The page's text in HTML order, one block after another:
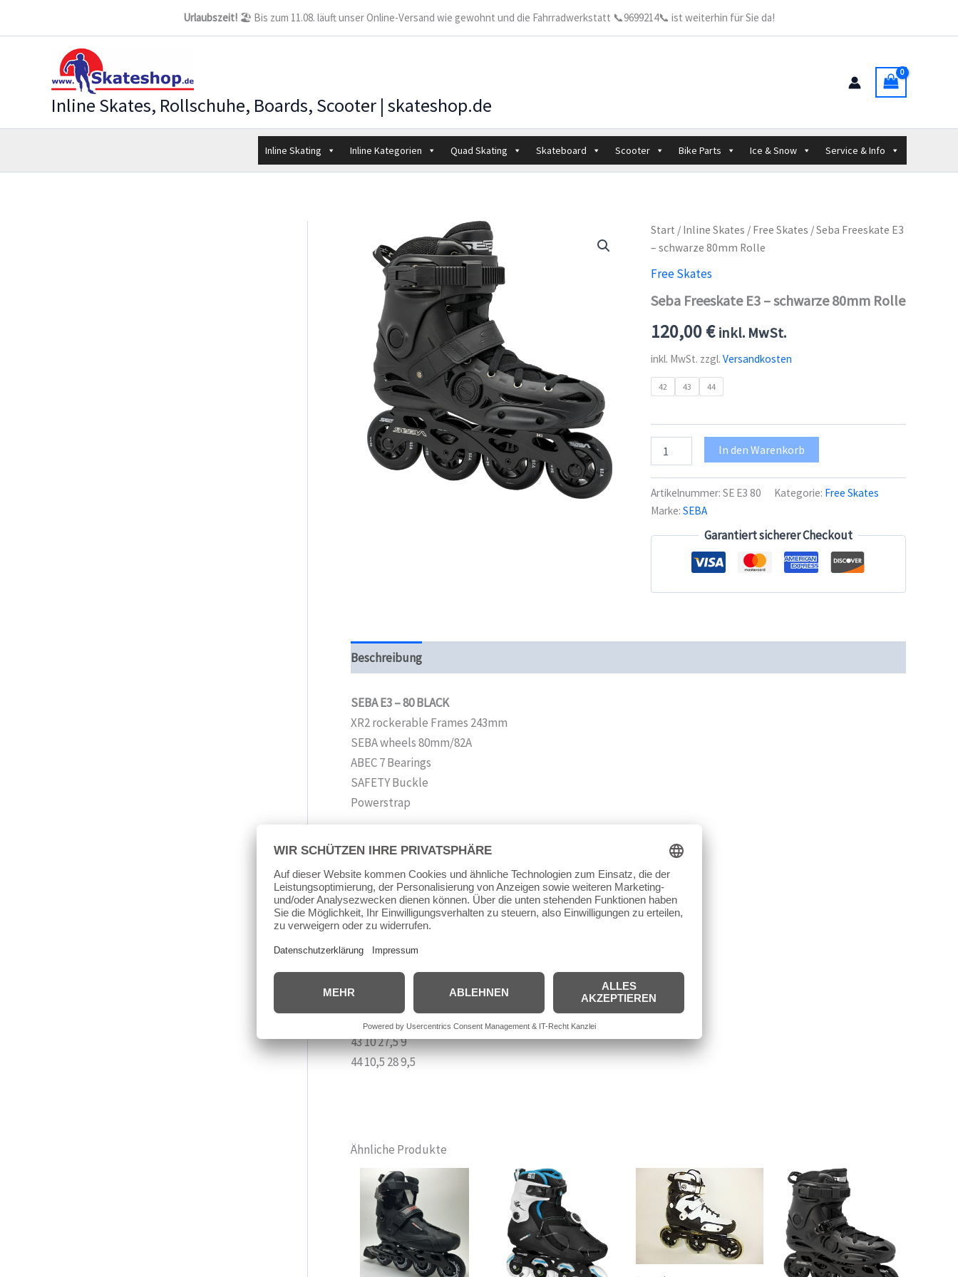
Urlaubszeit! 🏖️ Bis zum 11.08. läuft unser Online-Versand wie gewohnt und die Fahrradwerkstatt 📞9699214📞 ist weiterhin für Sie da!
Inline Skates, Rollschuhe, Boards, Scooter | skateshop.de
Inline Skating Inline Kategorien Quad Skating Skateboard Scooter Bike Parts Ice & Snow Service & Info
Start / Inline Skates / Free Skates / Seba Freeskate E3
– schwarze 80mm Rolle
Free Skates
Seba Freeskate E3 – schwarze 80mm Rolle
120,00€ inkl. MwSt.
inkl. MwSt. zzgl. Versandkosten
42 43 44
Freeskate
schwarze
80mm
In den Warenkorb
Artikelnummer: SE E3 80 Kategorie: Free Skates
Marke: SEBA
Garantiert sicherer Checkout
Beschreibung
SEBA E3 – 80 BLACK
XR2 rockerable Frames 243mm
SEBA wheels 80mm/82A
ABEC 7 Bearings
SAFETY Buckle
Powerstrap
EU. US. MP. UK.
36 4,5 23 3,5
37 5 23,5 4
42 9 27 8
43 10 27,5 9
44 10,5 28 9,5
Ähnliche Produkte